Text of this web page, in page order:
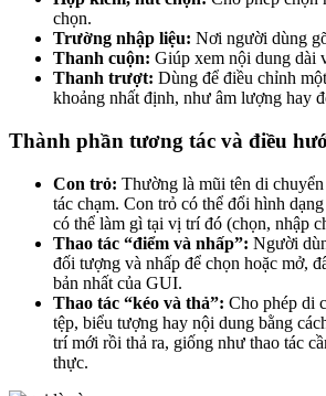
chọn.
Trường nhập liệu: Nơi người dùng
Thanh cuộn: Giúp xem nội dung dài
Thanh trượt: Dùng để điều chỉnh
khoảng nhất định, như âm lượng hay
Thành phần tương tác và điều
Con trỏ: Thường là mũi tên di
tác chạm. Con trỏ có thể đổi hình
có thể làm gì tại vị trí đó (chọn, nhập
Thao tác “điểm và nhấp”: Người
đối tượng và nhấp để chọn hoặc mở,
bản nhất của GUI.
Thao tác “kéo và thả”: Cho phép di
tệp, biểu tượng hay nội dung bằng
trí mới rồi thả ra, giống như thao tác
thực.